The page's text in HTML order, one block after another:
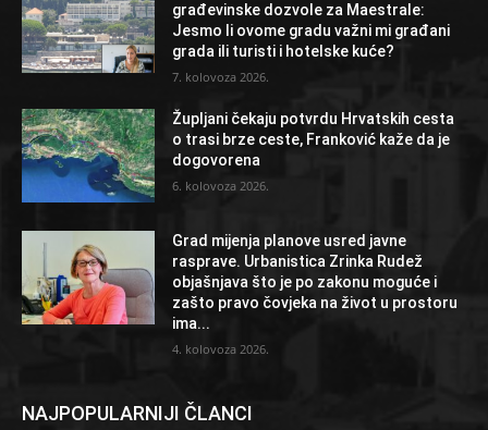
građevinske dozvole za Maestrale:
Jesmo li ovome gradu važni mi građani
grada ili turisti i hotelske kuće?
7. kolovoza 2026.
Župljani čekaju potvrdu Hrvatskih cesta
o trasi brze ceste, Franković kaže da je
dogovorena
6. kolovoza 2026.
Grad mijenja planove usred javne
rasprave. Urbanistica Zrinka Rudež
objašnjava što je po zakonu moguće i
zašto pravo čovjeka na život u prostoru
ima...
4. kolovoza 2026.
NAJPOPULARNIJI ČLANCI